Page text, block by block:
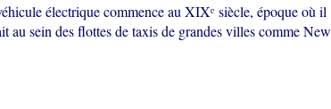
électrique commence au XIXᵉ siècle, époque où il
au sein des flottes de taxis de grandes villes comme New